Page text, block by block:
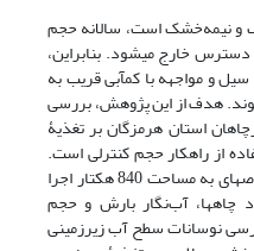
و نیمه‌خشک است، سالانه حجم
دسترس خارج می‏شود. بنابراین،
و مواجهه با کم‏آبی قریب به
هدف از این پژوهش، بررسی
استان هرمزگان بر تغذیۀ
از راهکار حجم کنترلی است.
سامانۀ پخش سیلاب یادشده در عرصه‏ای به مساحت 840 هکتار اجرا
آب‌نگار بارش و حجم
نوسانات سطح آب زیرزمینی